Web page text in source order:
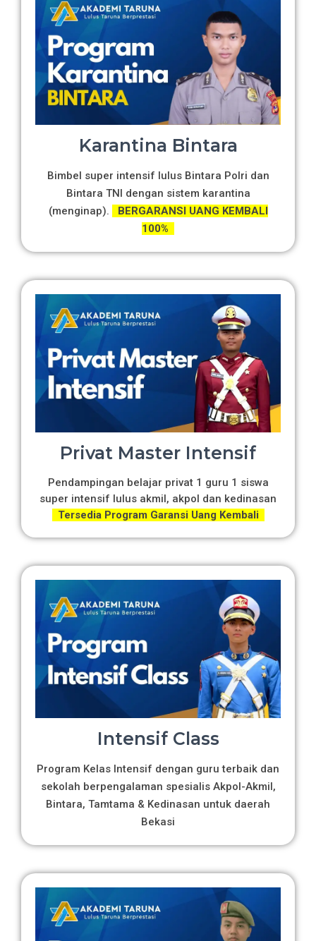
Karantina Bintara
Bimbel super intensif lulus Bintara Polri dan
Bintara TNI dengan sistem karantina
(menginap).
BERGARANSI UANG KEMBALI
100%
Privat Master Intensif
Pendampingan belajar privat 1 guru 1 siswa
super intensif lulus akmil, akpol dan kedinasan
Tersedia Program Garansi Uang Kembali
Intensif Class
Program Kelas Intensif dengan guru terbaik dan
sekolah berpengalaman spesialis Akpol-Akmil,
Bintara, Tamtama & Kedinasan untuk daerah
Bekasi